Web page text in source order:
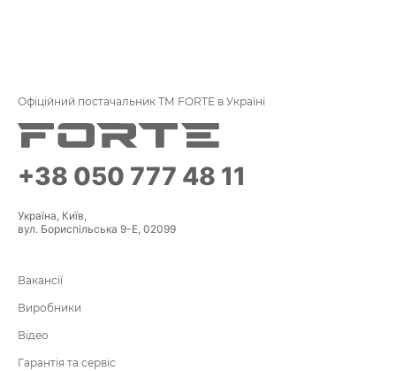
Офіційний постачальник ТМ FORTE в Україні
+38 050 777 48 11
Україна, Київ,
вул. Бориспільська 9-Е, 02099
Вакансії
Виробники
Відео
Гарантія та сервіс